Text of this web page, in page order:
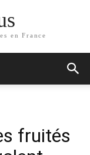
en France
fruités